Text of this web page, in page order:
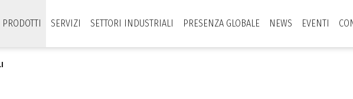
PRODOTTI SERVIZI SETTORI INDUSTRIALI PRESENZA GLOBALE NEWS EVENTI